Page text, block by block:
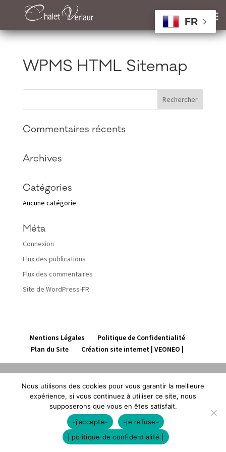
WPMS HTML Sitemap
Commentaires récents
Archives
Catégories
Aucune catégorie
Méta
Connexion
Flux des publications
Flux des commentaires
Site de WordPress-FR
Mentions Légales
Politique de Confidentialité
Plan du Site
Création site internet | VEONEO |
FR
Nous utilisons des cookies pour vous garantir la meilleure
expérience, si vous continuez à utiliser ce site, nous
supposerons que vous en êtes satisfait.
-j'accepte-
-je refuse-
| politique de confidentialité |